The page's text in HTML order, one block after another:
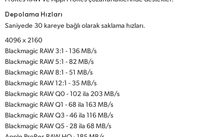
Depolama Hızları
Saniyede 30 kareye bağlı olarak saklama hızları.
4096 x 2160
Blackmagic RAW 3:1 - 136 MB/s
Blackmagic RAW 5:1 - 82 MB/s
Blackmagic RAW 8:1 - 51 MB/s
Blackmagic RAW 12:1 - 35 MB/s
Blackmagic RAW Q0 - 102 ila 203 MB/s
Blackmagic RAW Q1 - 68 ila 163 MB/s
Blackmagic RAW Q3 - 46 ila 116 MB/s
Blackmagic RAW Q5 - 28 ila 68 MB/s